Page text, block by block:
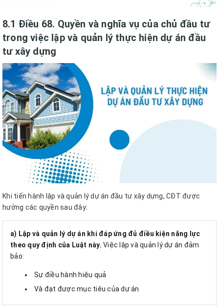
8.1 Điều 68. Quyền và nghĩa vụ của chủ đầu tư
trong việc lập và quản lý thực hiện dự án đầu
tư xây dựng
Khi tiến hành lập và quản lý dự án đầu tư xây dựng, CĐT được
hưởng các quyền sau đây:
a) Lập và quản lý dự án khi đáp ứng đủ điều kiện năng lực
theo quy định của Luật này. Việc lập và quản lý dự án đảm
bảo:
Sự điều hành hiệu quả
Và đạt được mục tiêu của dự án